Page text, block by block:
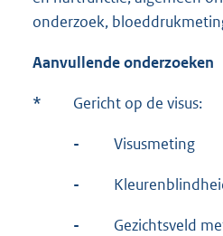
onderzoek,
Aanvullende onderzoeken
* Gericht op de visus:
- Visusmeting
-
- Gezichtsveld